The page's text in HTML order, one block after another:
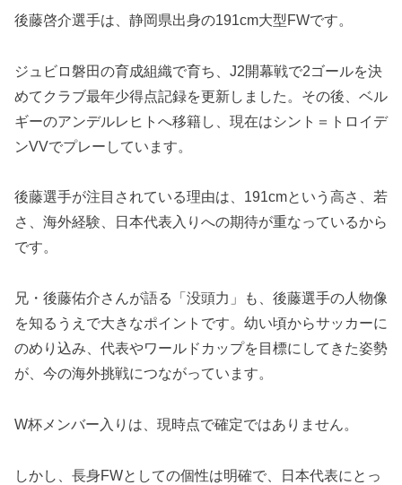
後藤啓介選手は、静岡県出身の191cm大型FWです。
ジュビロ磐田の育成組織で育ち、J2開幕戦で2ゴールを決
めてクラブ最年少得点記録を更新しました。その後、ベル
ギーのアンデルレヒトへ移籍し、現在はシント＝トロイデ
ンVVでプレーしています。
後藤選手が注目されている理由は、191cmという高さ、若
さ、海外経験、日本代表入りへの期待が重なっているから
です。
兄・後藤佑介さんが語る「没頭力」も、後藤選手の人物像
を知るうえで大きなポイントです。幼い頃からサッカーに
のめり込み、代表やワールドカップを目標にしてきた姿勢
が、今の海外挑戦につながっています。
W杯メンバー入りは、現時点で確定ではありません。
しかし、長身FWとしての個性は明確で、日本代表にとっ